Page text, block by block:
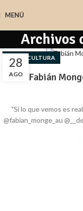
MENÚ
Archivos
28
AGO
ARTE CULTURA
Fabián
"Si lo que vemos es
@fabian_monge_au